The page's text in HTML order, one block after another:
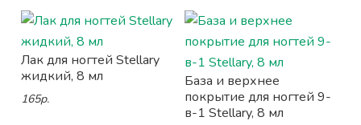
Лак для ногтей Stellary
жидкий, 8 мл
165р.
База и верхнее
покрытие для ногтей 9-
в-1 Stellary, 8 мл